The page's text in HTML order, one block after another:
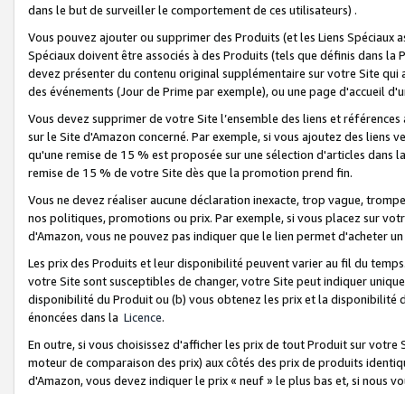
dans le but de surveiller le comportement de ces utilisateurs) .
Vous pouvez ajouter ou supprimer des Produits (et les Liens
Spéciaux doivent être associés à des Produits (tels que définis dans
devez présenter du contenu original supplémentaire sur votre Site qui
des événements (Jour de Prime par exemple), ou une page d'accueil
Vous devez supprimer de votre Site l’ensemble des liens et
sur le Site d'Amazon concerné. Par exemple, si vous ajoutez des
qu'une remise de 15 % est proposée sur une sélection d'articles
remise de 15 % de votre Site dès que la promotion prend fin.
Vous ne devez réaliser aucune déclaration inexacte, trop vague,
nos politiques, promotions ou prix. Par exemple, si vous placez sur
d'Amazon, vous ne pouvez pas indiquer que le lien permet d'acheter
Les prix des Produits et leur disponibilité peuvent varier au fil du
votre Site sont susceptibles de changer, votre Site peut indiquer
disponibilité du Produit ou (b) vous obtenez les prix et la disponibilité
énoncées dans la Licence.
En outre, si vous choisissez d'afficher les prix de tout Produit sur
moteur de comparaison des prix) aux côtés des prix de produits
d'Amazon, vous devez indiquer le prix « neuf » le plus bas et, si nous